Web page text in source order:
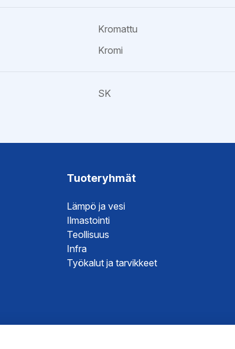
Kromattu
Kromi
SK
Tuoteryhmät
Lämpö ja vesi
Ilmastointi
Teollisuus
Infra
Työkalut ja tarvikkeet